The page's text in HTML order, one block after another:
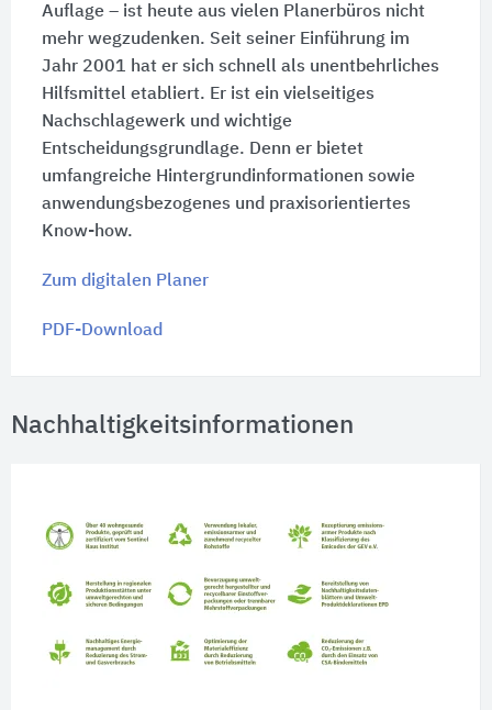
Auflage – ist heute aus vielen Planerbüros nicht
mehr wegzudenken. Seit seiner Einführung im
Jahr 2001 hat er sich schnell als unentbehrliches
Hilfsmittel etabliert. Er ist ein vielseitiges
Nachschlagewerk und wichtige
Entscheidungsgrundlage. Denn er bietet
umfangreiche Hintergrundinformationen sowie
anwendungsbezogenes und praxisorientiertes
Know-how.
Zum digitalen Planer
PDF-Download
Nachhaltigkeitsinformationen